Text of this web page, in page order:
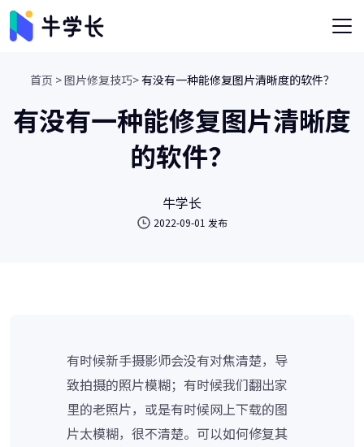
首页 >图片修复技巧>有没有一种能修复图片清晰度的软件？
有没有一种能修复图片清晰度
的软件？
牛学长
2022-09-01 发布
有时候新手摄影师会没有对焦清楚，导
致拍摄的照片模糊；有时候我们翻出家
里的老照片，或是有时候网上下载的图
片太模糊，很不清楚。可以如何修复其